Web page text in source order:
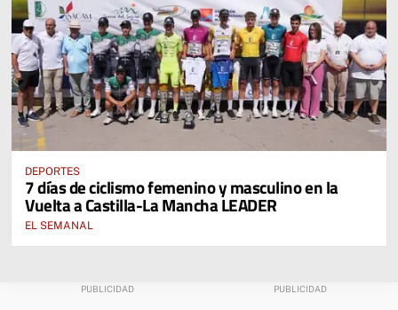
DEPORTES
7 días de ciclismo femenino y masculino en la
Vuelta a Castilla-La Mancha LEADER
EL SEMANAL